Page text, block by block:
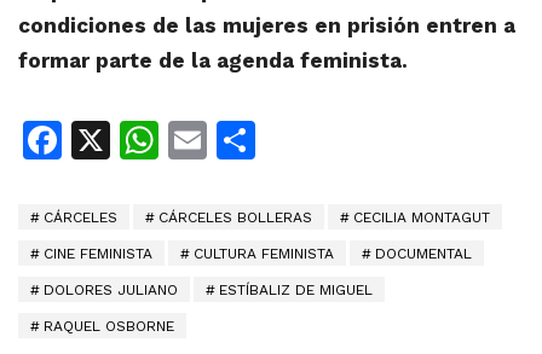
condiciones de las mujeres en prisión entren a
formar parte de la agenda feminista.
Facebook
X WhatsApp
Email
CÁRCELES CÁRCELES BOLLERAS CECILIA MONTAGUT
CINE FEMINISTA CULTURA FEMINISTA DOCUMENTAL
DOLORES JULIANO ESTÍBALIZ DE MIGUEL
RAQUEL OSBORNE